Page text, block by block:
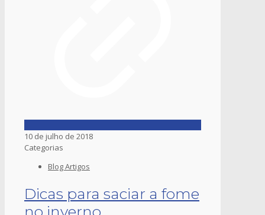
10 de julho de 2018
Categorias
Blog Artigos
Dicas para saciar a fome